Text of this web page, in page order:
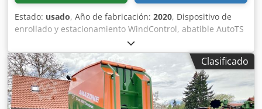
Estado: usado, Año de fabricación: 2020, Dispositivo de
enrollado y estacionamiento WindControl, abatible AutoTS
en ambos lados / Barrera de protección de tubos en L
Sensor de inclinación para sistema de pesaje FlowCheck
Alfombrillas EasyCheck, 16 unidades / pieza Guardabarros
en L y escaleras Iluminación LED Lona enrollable de
cobertura L / Juego de palas esparcidoras TS Cjdpfxorxr
Uye Adtsrf
Clasificado